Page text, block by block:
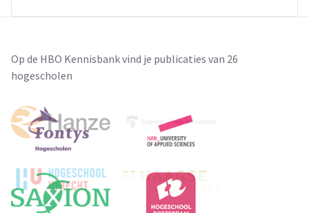
Op de HBO Kennisbank vind je publicaties van 26
hogescholen